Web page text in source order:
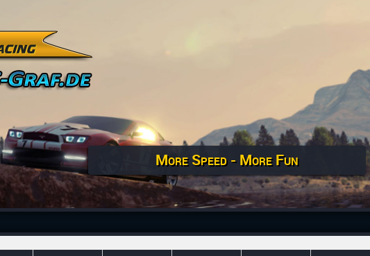
More Speed - More Fun